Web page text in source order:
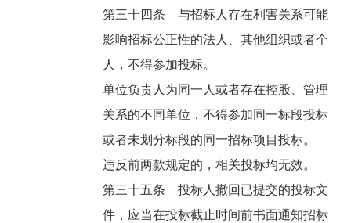
第三十四条 与招标人存在利害关系可能
影响招标公正性的法人、其他组织或者个
人，不得参加投标。
单位负责人为同一人或者存在控股、管理
关系的不同单位，不得参加同一标段投标
或者未划分标段的同一招标项目投标。
违反前两款规定的，相关投标均无效。
第三十五条 投标人撤回已提交的投标文
件，应当在投标截止时间前书面通知招标